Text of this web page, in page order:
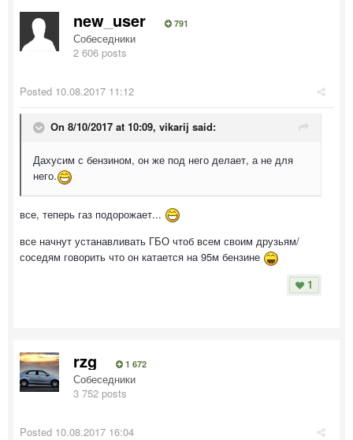
new_user 791
Собеседники
2 606 posts
Posted 10.08.2017 11:12
On 8/10/2017 at 10:09, vikarij said:
Дахусим с бензином, он же под него делает, а не для
него.
все, теперь газ подорожает...
все начнут устанавливать ГБО чтоб всем своим друзьям/
соседям говорить что он катается на 95м бензине
1
rzg 1 672
Собеседники
3 752 posts
Posted 10.08.2017 16:04